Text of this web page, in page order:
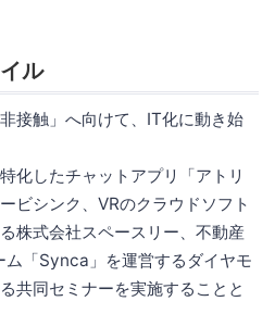
ル
接触」へ向けて、IT化に動き始
化したチャットアプリ「アトリ
ビシンク、VRのクラウドソフト
株式会社スペースリー、不動産
「Synca」を運営するダイヤモ
共同セミナーを実施することと